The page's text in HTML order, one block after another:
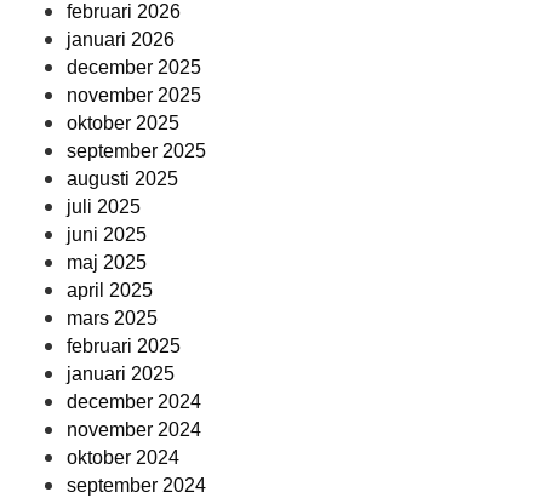
februari 2026
januari 2026
december 2025
november 2025
oktober 2025
september 2025
augusti 2025
juli 2025
juni 2025
maj 2025
april 2025
mars 2025
februari 2025
januari 2025
december 2024
november 2024
oktober 2024
september 2024